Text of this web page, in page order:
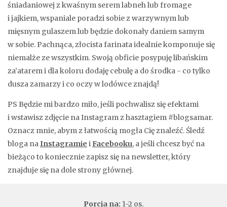
śniadaniowej z kwaśnym serem labneh lub fromage
i jajkiem, wspaniale poradzi sobie z warzywnym lub
mięsnym gulaszem lub będzie dokonały daniem samym
w sobie. Pachnąca, złocista farinata idealnie komponuje się
niemalże ze wszystkim. Swoją obficie posypuję libańskim
za’atarem i dla koloru dodaję cebulę a do środka - co tylko
dusza zamarzy i co oczy w lodówce znajdą!
PS Będzie mi bardzo miło, jeśli pochwalisz się efektami
i wstawisz zdjęcie na Instagram z hasztagiem #blogsamar.
Oznacz mnie, abym z łatwością mogła Cię znaleźć. Śledź
bloga naInstagramie i Facebooku, a jeśli chcesz być na
bieżąco to koniecznie zapisz się na newsletter, który
znajduje się na dole strony głównej.
Porcja na: 1-2 os.